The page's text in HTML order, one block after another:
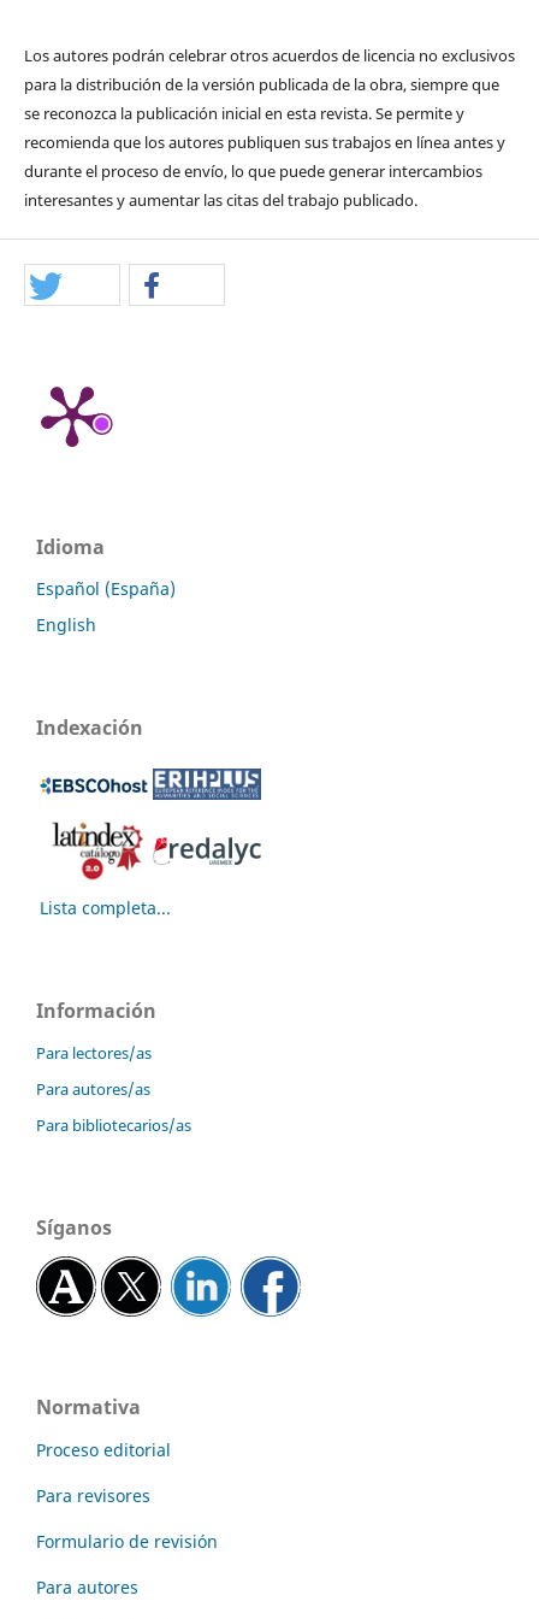
Los autores podrán celebrar otros acuerdos de licencia no exclusivos
para la distribución de la versión publicada de la obra, siempre que
se reconozca la publicación inicial en esta revista. Se permite y
recomienda que los autores publiquen sus trabajos en línea antes y
durante el proceso de envío, lo que puede generar intercambios
interesantes y aumentar las citas del trabajo publicado.
Idioma
Español (España)
English
Indexación
Lista completa...
Información
Para lectores/as
Para autores/as
Para bibliotecarios/as
Síganos
Normativa
Proceso editorial
Para revisores
Formulario de revisión
Para autores